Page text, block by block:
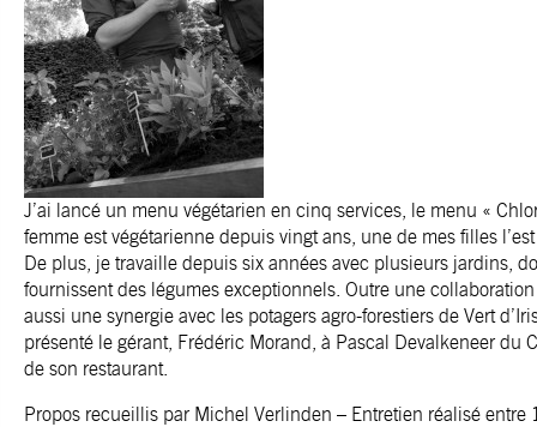
J’ai lancé un menu végétarien en cinq services, le menu «
femme est végétarienne depuis vingt ans, une de mes filles
De plus, je travaille depuis six années avec plusieurs jardins,
fournissent des légumes exceptionnels. Outre une
aussi une synergie avec les potagers agro-forestiers de Vert
présenté le gérant, Frédéric Morand, à Pascal Devalkeneer
de son restaurant.
Propos recueillis par Michel Verlinden – Entretien réalisé